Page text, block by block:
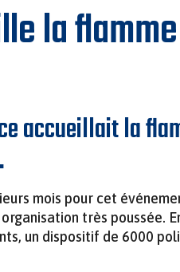
la flamme
accueillait la
mois pour cet
très poussée.
un dispositif de 6000